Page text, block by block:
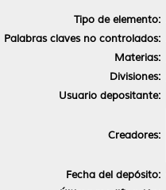
Tipo de elemento:
Palabras claves no controlados:
Materias:
Divisiones:
Usuario depositante:
Creadores:
Fecha del depósito: